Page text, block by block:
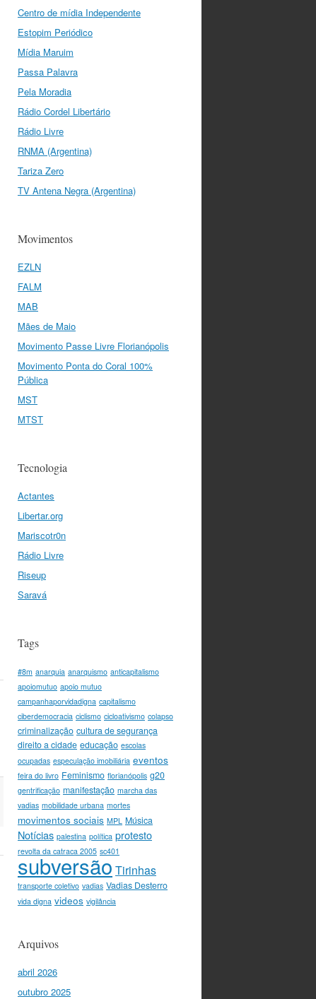
Centro de mídia Independente
Estopim Periódico
Mídia Maruim
Passa Palavra
Pela Moradia
Rádio Cordel Libertário
Rádio Livre
RNMA (Argentina)
Tariza Zero
TV Antena Negra (Argentina)
Movimentos
EZLN
FALM
MAB
Mães de Maio
Movimento Passe Livre Florianópolis
Movimento Ponta do Coral 100%
Pública
MST
MTST
Tecnologia
Actantes
Libertar.org
Mariscotr0n
Rádio Livre
Riseup
Saravá
Tags
#8m anarquia anarquismo anticapitalismo
apoiomutuo apoio mutuo
campanhaporvidadigna capitalismo
ciberdemocracia ciclismo cicloativismo colapso
criminalização cultura de segurança
direito a cidade educação escolas
ocupadas especulação imobiliária eventos
feira do livro Feminismo florianópolis g20
gentrificação manifestação marcha das
vadias mobilidade urbana mortes
movimentos sociais MPL Música
Notícias palestina política protesto
revolta da catraca 2005 sc401
subversãoTirinhas
transporte coletivo vadias Vadias Desterro
vida digna videos vigilância
Arquivos
abril 2026
outubro 2025